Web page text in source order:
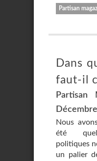
Partisan
Dans
faut-il
Partisan
Nous
été
politiques
un palier